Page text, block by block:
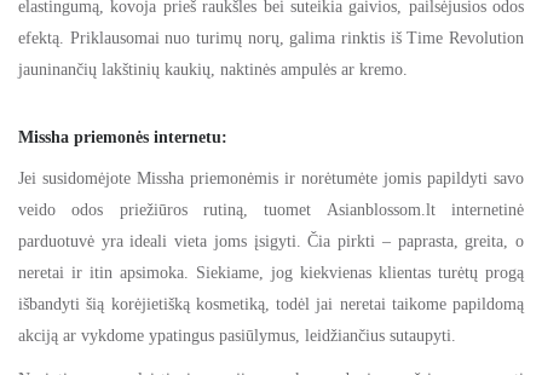
elastingumą, kovoja prieš raukšles bei suteikia gaivios, pailsėjusios odos
efektą. Priklausomai nuo turimų norų, galima rinktis iš Time Revolution
jauninančių lakštinių kaukių, naktinės ampulės ar kremo.
Missha priemonės internetu:
Jei susidomėjote Missha priemonėmis ir norėtumėte jomis papildyti savo
veido odos priežiūros rutiną, tuomet Asianblossom.lt internetinė
parduotuvė yra ideali vieta joms įsigyti. Čia pirkti – paprasta, greita, o
neretai ir itin apsimoka. Siekiame, jog kiekvienas klientas turėtų progą
išbandyti šią korėjietišką kosmetiką, todėl jai neretai taikome papildomą
akciją ar vykdome ypatingus pasiūlymus, leidžiančius sutaupyti.